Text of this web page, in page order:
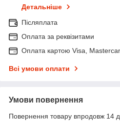
Детальніше
Післяплата
Оплата за реквізитами
Оплата картою Visa,
Всі умови оплати
Умови повернення
Повернення товару впродовж 14